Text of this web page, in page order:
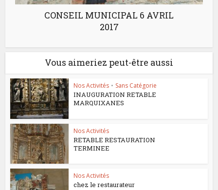
CONSEIL MUNICIPAL 6 AVRIL
2017
Vous aimeriez peut-être aussi
Nos Activités • Sans Catégorie
INAUGURATION RETABLE
MARQUIXANES
Nos Activités
RETABLE RESTAURATION
TERMINEE
Nos Activités
chez le restaurateur